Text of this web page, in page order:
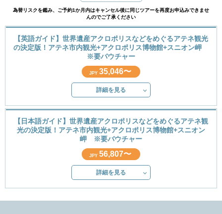
為替リスクを鑑み、ご予約1か月内はキャンセル後に同じツアーを再度お申込みできませ
んのでご了承ください
【英語ガイド】世界遺産アクロポリスなどをめぐるアテネ観光
の決定版！アテネ市内観光+アクロポリス博物館+スニオン岬
※要バウチャー
JPY 35,046〜
詳細を見る
【日本語ガイド】世界遺産アクロポリスなどをめぐるアテネ観
光の決定版！アテネ市内観光+アクロポリス博物館+スニオン
岬 ※要バウチャー
JPY 56,807〜
詳細を見る